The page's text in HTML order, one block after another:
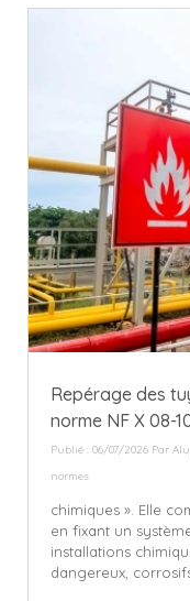
Repérage des
norme NF X 08-
Publié : 06/07/2026 Par
normes
chimiques ». Elle
en fixant un
installations
dangereux,